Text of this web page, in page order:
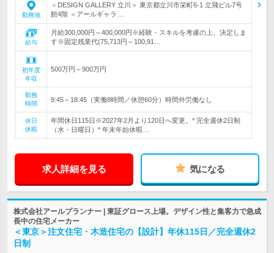
勤務地
＜DESIGN GALLERY 立川＞ 東京都立川市栄町6-1 立飛ビル7号
館4階 ＜アールギャラ…
給与
月給300,000円～400,000円※経験・スキルを考慮の上、決定しま
す※固定残業代(75,713円～100,91…
初年度
年収
500万円～900万円
勤務
時間
9:45～18:45（実働8時間／休憩60分）時間外労働なし
休日
休暇
年間休日115日※2027年2月より120日へ変更。* 完全週休2日制
（水・日曜日）* 年末年始休暇…
求人詳細を見る 気になる
株式会社アールプランナー | 東証グロース上場。デザイン性と集客力で急成
長中の住宅メーカー
＜東京＞注文住宅・木造住宅の【設計】年休115日／完全週休2
日制